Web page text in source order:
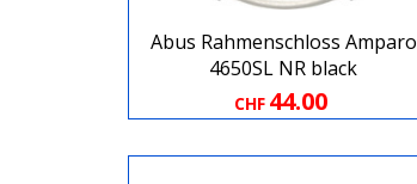
Abus Rahmenschloss Amparo
4650SL NR black
CHF 44.00